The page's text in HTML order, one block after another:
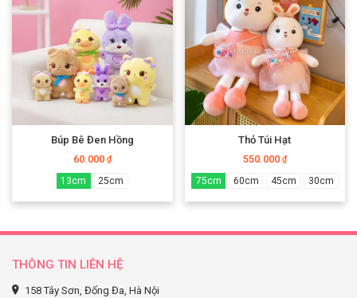
Búp Bê Đen Hồng
60.000 ₫
13cm 25cm
Thỏ Túi Hạt
550.000 ₫
75cm 60cm 45cm 30cm
THÔNG TIN LIÊN HỆ
158 Tây Sơn, Đống Đa, Hà Nội